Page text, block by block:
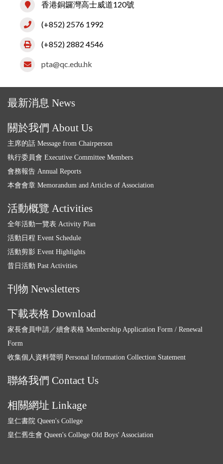
香港銅鑼灣高士威道120號
(+852) 2576 1992
(+852) 2882 4546
pta@qc.edu.hk
最新消息 News
關於我們 About Us
主席的話 Message from Chairperson
執行委員會 Executive Committee Members
會務報告 Annual Reports
本會會章 Memorandum and Articles of Association
活動概覽 Activities
全年活動一覽表 Activity Plan
活動日程 Event Schedule
活動剪影 Event Highlights
昔日活動 Past Activities
刊物 Newsletters
下載表格 Download
家長會員申請／續會表格 Membership Application Form / Renewal
Form
收集個人資料聲明 Personal Information Collection Statement
聯絡我們 Contact Us
相關網址 Linkage
皇仁書院 Queen's College
皇仁舊生會 Queen's College Old Boys' Association